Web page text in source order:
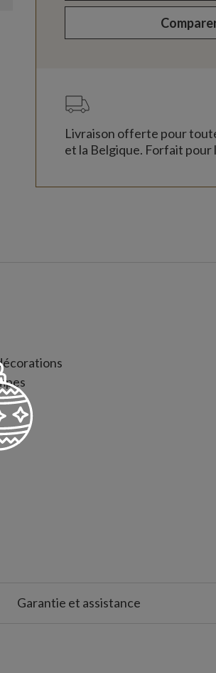
Livraison offerte pour
et la Belgique. Forfait pour
Garantie et assistance